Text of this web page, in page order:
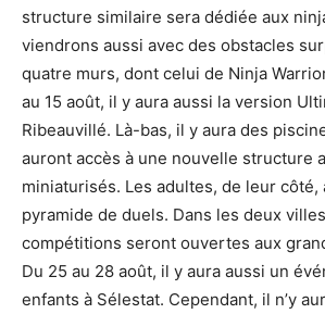
structure similaire sera dédiée aux
viendrons aussi avec des obstacles
quatre murs, dont celui de Ninja
au 15 août, il y aura aussi la version
Ribeauvillé. Là-bas, il y aura des
auront accès à une nouvelle structure
miniaturisés. Les adultes, de leur côté,
pyramide de duels. Dans les deux
compétitions seront ouvertes aux
Du 25 au 28 août, il y aura aussi un
enfants à Sélestat. Cependant, il n’y